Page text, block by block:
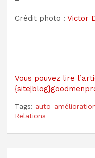
Crédit photo : Victor
Vous pouvez lire
Tags: auto-amélioration
Relations